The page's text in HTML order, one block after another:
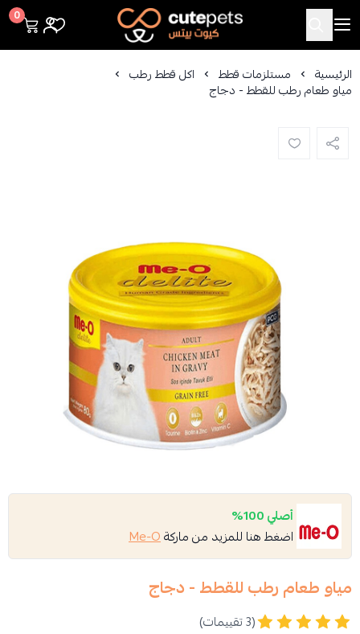
Cutepets
0
الرئيسية مستلزمات قطط اكل قطط رطب
مياو طعام رطب للقطط - دجاج
أصلي 100%
اضغط هنا للمزيد من ماركةMe-O
مياو طعام رطب للقطط - دجاج
(3 تقييمات)